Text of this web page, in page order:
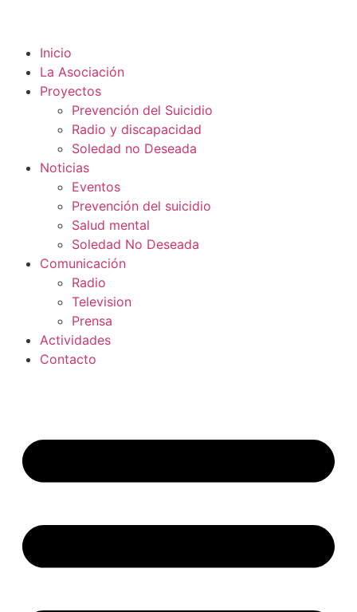
Inicio
La Asociación
Proyectos
Prevención del Suicidio
Radio y discapacidad
Soledad no Deseada
Noticias
Eventos
Prevención del suicidio
Salud mental
Soledad No Deseada
Comunicación
Radio
Television
Prensa
Actividades
Contacto